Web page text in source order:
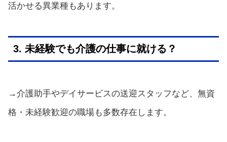
活かせる異業種もあります。
3. 未経験でも介護の仕事に就ける？
→介護助手やデイサービスの送迎スタッフなど、無資
格・未経験歓迎の職場も多数存在します。